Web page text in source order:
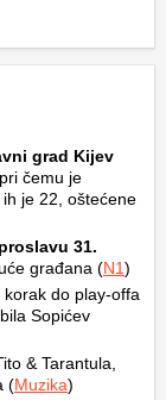
grad Kijev
čemu je
je 22, oštećene
31.
građana (N1)
korak do play-offa
Sopićev
& Tarantula,
(Muzika)